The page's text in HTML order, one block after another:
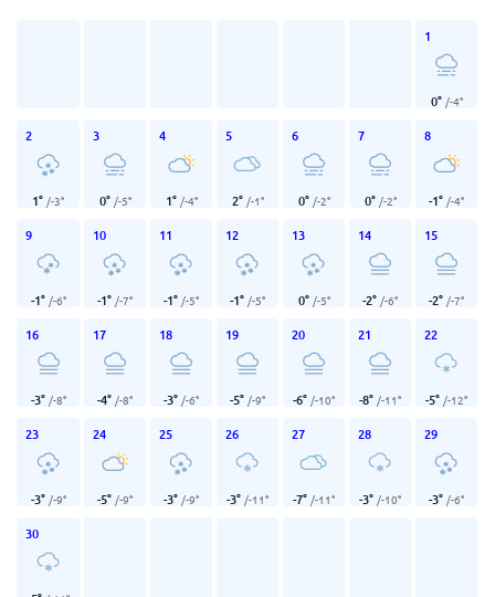
1
0° /-4°
2
1° /-3°
3
0° /-5°
4
1° /-4°
5
2° /-1°
6
0° /-2°
7
0° /-2°
8
-1° /-4°
9
-1° /-6°
10
-1° /-7°
11
-1° /-5°
12
-1° /-5°
13
0° /-5°
14
-2° /-6°
15
-2° /-7°
16
-3° /-8°
17
-4° /-8°
18
-3° /-6°
19
-5° /-9°
20
-6° /-10°
21
-8° /-11°
22
-5° /-12°
23
-3° /-9°
24
-5° /-9°
25
-3° /-9°
26
-3° /-11°
27
-7° /-11°
28
-3° /-10°
29
-3° /-6°
30